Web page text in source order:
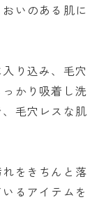
いのある肌に
り込み、毛穴
かり吸着し洗
毛穴レスな肌
をきちんと落
るアイテムを